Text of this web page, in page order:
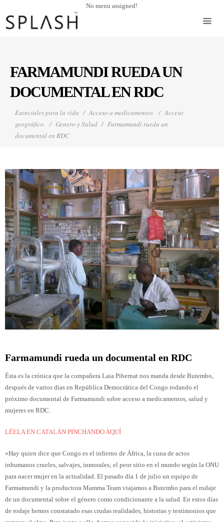
No menu assigned!
FARMAMUNDI RUEDA UN
DOCUMENTAL EN RDC
Esenciales para la vida Acceso a medicamentos
Acceso
geográfico
Genero y Salud
Farmamundi rueda un
documental en RDC
Pharmacie du lac, preparando entrevista con MR Messo
Farmamundi rueda un documental en RDC
Ésta es la crónica que la compañera Laia Pibernat nos manda desde Butembo,
después de varios días en República Democrática del Congo rodando el
próximo documental de Farmamundi sobre acceso a medicamentos, salud y
mujeres en RDC.
LÉELA EN CATALÁN PINCHANDO AQUÍ
«Hay quien dice que Congo es el infierno de África, la cuna de actos
inhumanos crueles, salvajes, inmorales; el peor sitio en el mundo según la ONU
para nacer mujer en la actualidad. El pasado día 1 de julio un equipo de
Farmamundi y la productora Mamma Team viajamos a Butembo para el rodaje
de un documental sobre el género como condicionante a la salud. En estos días
de rodaje hemos constatado esas crudas realidades, historias y testimonios que